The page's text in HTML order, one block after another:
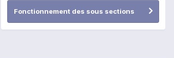
Fonctionnement des sous sections